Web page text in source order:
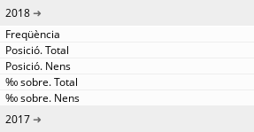
2018
2017